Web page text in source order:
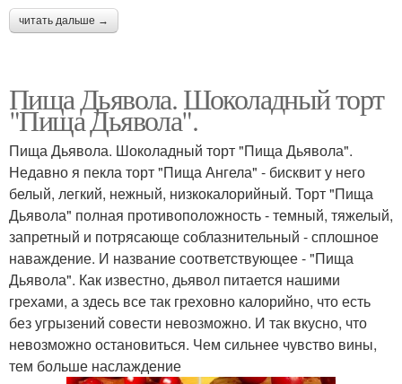
читать дальше →
Пища Дьявола. Шоколадный торт
"Пища Дьявола".
Пища Дьявола. Шоколадный торт "Пища Дьявола".
Недавно я пекла торт "Пища Ангела" - бисквит у него
белый, легкий, нежный, низкокалорийный. Торт "Пища
Дьявола" полная противоположность - темный, тяжелый,
запретный и потрясающе соблазнительный - сплошное
наваждение. И название соответствующее - "Пища
Дьявола". Как известно, дьявол питается нашими
грехами, а здесь все так греховно калорийно, что есть
без угрызений совести невозможно. И так вкусно, что
невозможно остановиться. Чем сильнее чувство вины,
тем больше наслаждение